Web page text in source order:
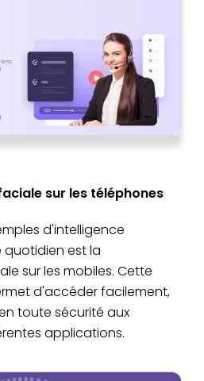
sur les téléphones
d'intelligence
quotidien est la
sur les mobiles. Cette
d'accéder facilement,
toute sécurité aux
applications.